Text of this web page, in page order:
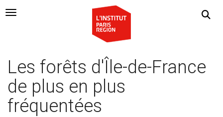
Navigation Toggle
Les forêts d'Île-de-France
de plus en plus
fréquentées